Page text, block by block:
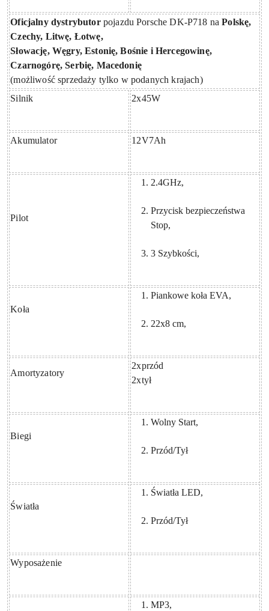
Oficjalny dystrybutorpojazdu Porsche DK-P718 naPolskę,
Czechy, Litwę, Łotwę,
Słowację, Węgry, Estonię, Bośnie i Hercegowinę,
Czarnogórę, Serbię, Macedonię
(możliwość sprzedaży tylko w podanych krajach)
Silnik
2x45W
Akumulator 12V7Ah
Pilot
2.4GHz,
Przycisk bezpieczeństwa
Stop,
3 Szybkości,
Koła
Piankowe koła EVA,
22x8 cm,
Amortyzatory
2xprzód
2xtył
Biegi
Wolny Start,
Przód/Tył
Światła
Światła LED,
Przód/Tył
Wyposażenie
MP3,